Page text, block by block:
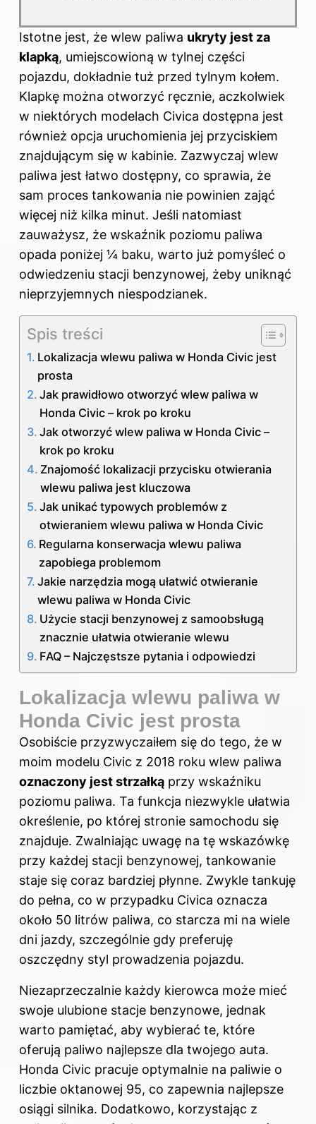
Istotne jest, że wlew paliwa ukryty jest za
klapką, umiejscowioną w tylnej części
pojazdu, dokładnie tuż przed tylnym kołem.
Klapkę można otworzyć ręcznie, aczkolwiek
w niektórych modelach Civica dostępna jest
również opcja uruchomienia jej przyciskiem
znajdującym się w kabinie. Zazwyczaj wlew
paliwa jest łatwo dostępny, co sprawia, że
sam proces tankowania nie powinien zająć
więcej niż kilka minut. Jeśli natomiast
zauważysz, że wskaźnik poziomu paliwa
opada poniżej ¼ baku, warto już pomyśleć o
odwiedzeniu stacji benzynowej, żeby uniknąć
nieprzyjemnych niespodzianek.
Spis treści
Lokalizacja wlewu paliwa w Honda Civic jest
prosta
Jak prawidłowo otworzyć wlew paliwa w
Honda Civic – krok po kroku
Jak otworzyć wlew paliwa w Honda Civic –
krok po kroku
Znajomość lokalizacji przycisku otwierania
wlewu paliwa jest kluczowa
Jak unikać typowych problemów z
otwieraniem wlewu paliwa w Honda Civic
Regularna konserwacja wlewu paliwa
zapobiega problemom
Jakie narzędzia mogą ułatwić otwieranie
wlewu paliwa w Honda Civic
Użycie stacji benzynowej z samoobsługą
znacznie ułatwia otwieranie wlewu
FAQ – Najczęstsze pytania i odpowiedzi
Lokalizacja wlewu paliwa w
Honda Civic jest prosta
Osobiście przyzwyczaiłem się do tego, że w
moim modelu Civic z 2018 roku wlew paliwa
oznaczony jest strzałką przy wskaźniku
poziomu paliwa. Ta funkcja niezwykle ułatwia
określenie, po której stronie samochodu się
znajduje. Zwalniając uwagę na tę wskazówkę
przy każdej stacji benzynowej, tankowanie
staje się coraz bardziej płynne. Zwykle tankuję
do pełna, co w przypadku Civica oznacza
około 50 litrów paliwa, co starcza mi na wiele
dni jazdy, szczególnie gdy preferuję
oszczędny styl prowadzenia pojazdu.
Niezaprzeczalnie każdy kierowca może mieć
swoje ulubione stacje benzynowe, jednak
warto pamiętać, aby wybierać te, które
oferują paliwo najlepsze dla twojego auta.
Honda Civic pracuje optymalnie na paliwie o
liczbie oktanowej 95, co zapewnia najlepsze
osiągi silnika. Dodatkowo, korzystając z